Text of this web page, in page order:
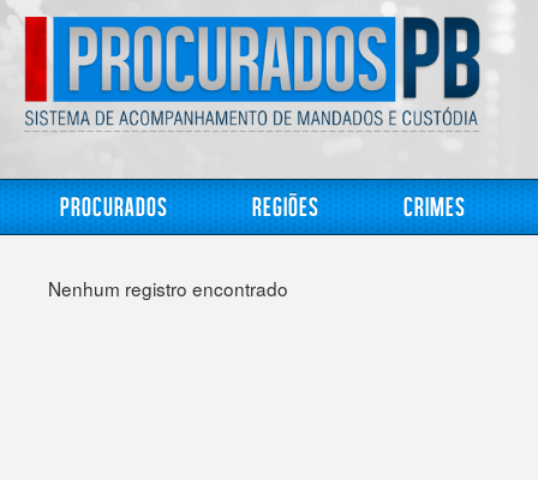
Procurados Regiões Crimes
Nenhum registro encontrado